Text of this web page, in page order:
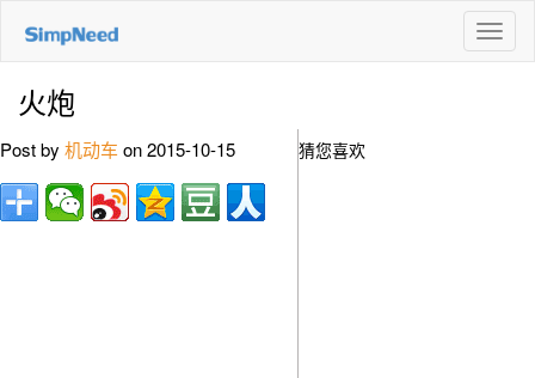
切
换
火炮
Post by 机动车on 2015-10-15 猜您喜欢